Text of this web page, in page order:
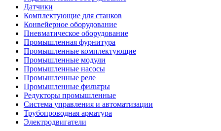
Датчики
Комплектующие для станков
Конвейерное оборудование
Пневматическое оборудование
Промышленная фурнитура
Промышленные комплектующие
Промышленные модули
Промышленные насосы
Промышленные реле
Промышленные фильтры
Редукторы промышленные
Система управления и автоматизации
Трубопроводная арматура
Электродвигатели